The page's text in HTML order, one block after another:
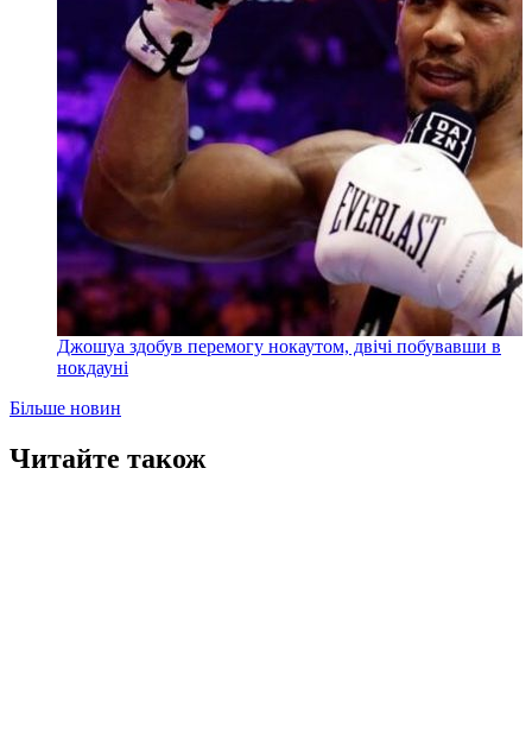
Джошуа здобув перемогу нокаутом, двічі побувавши в
нокдауні
Більше новин
Читайте також